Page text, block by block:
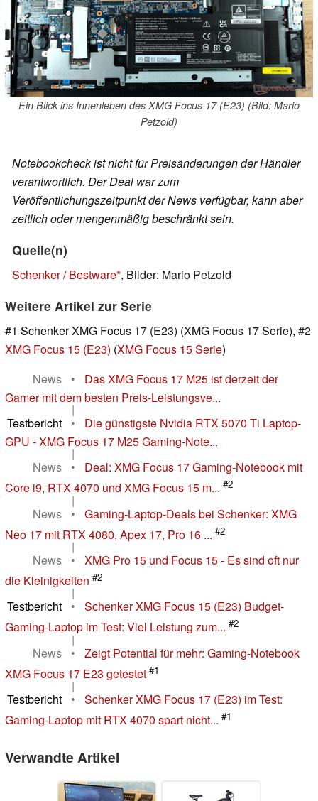
Ein Blick ins Innenleben des XMG Focus 17 (E23) (Bild: Mario
Petzold)
Notebookcheck ist nicht für Preisänderungen der Händler
verantwortlich. Der Deal war zum
Veröffentlichungszeitpunkt der News verfügbar, kann aber
zeitlich oder mengenmäßig beschränkt sein.
Quelle(n)
Schenker / Bestware , Bilder: Mario Petzold
Weitere Artikel zur Serie
#1 Schenker XMG Focus 17 (E23) (XMG Focus 17 Serie), #2
XMG Focus 15 (E23) (XMG Focus 15 Serie)
News
•
Das XMG Focus 17 M25 ist derzeit der
Gamer mit dem besten Preis-Leistungsve...
|
Testbericht
•
Die günstigste Nvidia RTX 5070 Ti Laptop-
GPU - XMG Focus 17 M25 Gaming-Note...
|
News
•
Deal: XMG Focus 17 Gaming-Notebook mit
Core i9, RTX 4070 und XMG Focus 15 m... #2
|
News
•
Gaming-Laptop-Deals bei Schenker: XMG
Neo 17 mit RTX 4080, Apex 17, Pro 16 ... #2
|
News
•
XMG Pro 15 und Focus 15 - Es sind oft nur
die Kleinigkeiten #2
|
Testbericht
•
Schenker XMG Focus 15 (E23) Budget-
Gaming-Laptop im Test: Viel Leistung zum... #2
|
News
•
Zeigt Potential für mehr: Gaming-Notebook
XMG Focus 17 E23 getestet #1
|
Testbericht
•
Schenker XMG Focus 17 (E23) im Test:
Gaming-Laptop mit RTX 4070 spart nicht... #1
Verwandte Artikel